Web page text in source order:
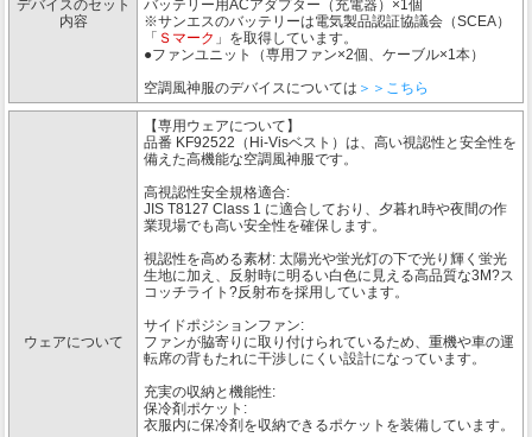
デバイスのセット
内容
バッテリー用ACアダプター（充電器）×1個
※サンエスのバッテリーは電気製品認証協議会（SCEA）
「 Ｓマーク 」を取得しています。
●ファンユニット（専用ファン×2個、ケーブル×1本）
空調風神服のデバイスについては ＞＞こちら
ウェアについて
【専用ウェアについて】
品番 KF92522（Hi-Visベスト）は、高い視認性と安全性を
備えた高機能な空調風神服です。
高視認性安全規格適合:
JIS T8127 Class 1 に適合しており、夕暮れ時や夜間の作
業現場でも高い安全性を確保します。
視認性を高める素材: 太陽光や蛍光灯の下で光り輝く蛍光
生地に加え、反射時に明るい白色に見える高品質な3M?ス
コッチライト?反射布を採用しています。
サイドポジションファン:
ファンが脇寄りに取り付けられているため、重機や車の運
転席の背もたれに干渉しにくい設計になっています。
充実の収納と機能性:
保冷剤ポケット:
衣服内に保冷剤を収納できるポケットを装備しています。